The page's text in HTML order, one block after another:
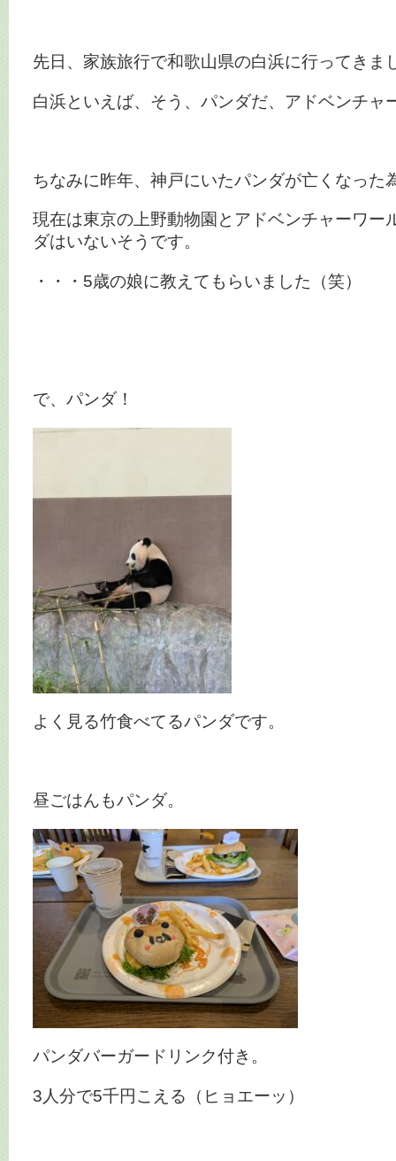
先日、家族旅行で和歌山県の白浜に行ってきま
白浜といえば、そう、パンダだ、アドベンチャ
ちなみに昨年、神戸にいたパンダが亡くなった
現在は東京の上野動物園とアドベンチャーワー
ダはいないそうです。
・・・5歳の娘に教えてもらいました（笑）
で、パンダ！
よく見る竹食べてるパンダです。
昼ごはんもパンダ。
パンダバーガードリンク付き。
3人分で5千円こえる（ヒョエーッ）